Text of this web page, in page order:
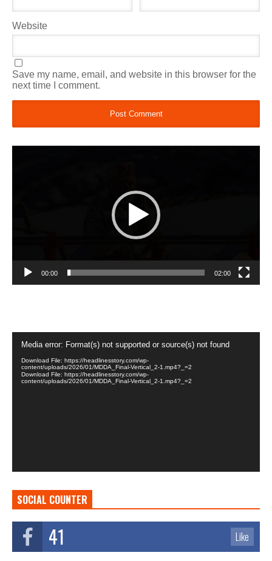
Website
Save my name, email, and website in this browser for the
next time I comment.
00:00 02:00
Player
Media error: Format(s) not supported or source(s) not found
Download File: https://headlinesstory.com/wp-
content/uploads/2026/01/MDDA_Final-Vertical_2-1.mp4?_=2
Download File: https://headlinesstory.com/wp-
content/uploads/2026/01/MDDA_Final-Vertical_2-1.mp4?_=2
SOCIAL COUNTER
41 Like